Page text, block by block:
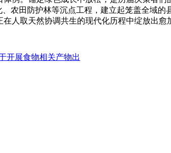
农田防护林等沉点工程，建立起笼盖全域
人取天然协调共生的现代化历程中绽放出愈
开展食物相关产物出